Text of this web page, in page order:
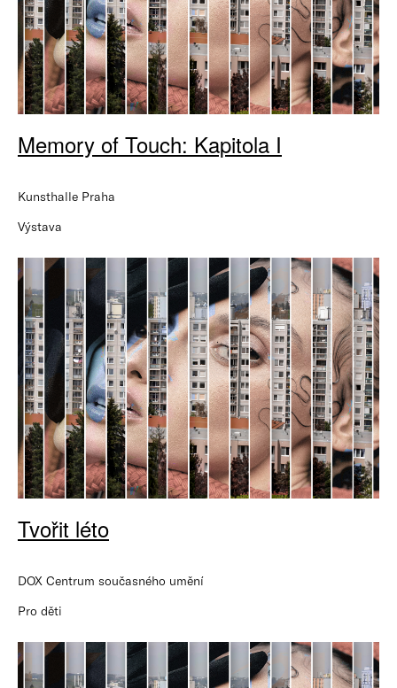
Memory of Touch: Kapitola I
Kunsthalle Praha
Výstava
Tvořit léto
DOX Centrum současného umění
Pro děti